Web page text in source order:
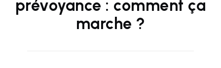
prévoyance : comment ça
marche ?